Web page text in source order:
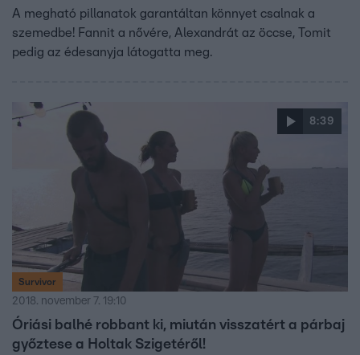
A megható pillanatok garantáltan könnyet csalnak a
szemedbe! Fannit a nővére, Alexandrát az öccse, Tomit
pedig az édesanyja látogatta meg.
8:39
Survivor
2018. november 7. 19:10
Óriási balhé robbant ki, miután visszatért a párbaj
győztese a Holtak Szigetéről!